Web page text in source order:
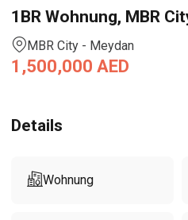
1BR Wohnung, MBR
MBR City - Meydan
1,500,000 AED
Details
Wohnung